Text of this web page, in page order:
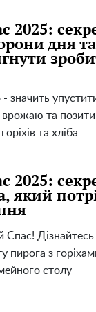
2025:
дня
- значить
врожаю та
та хліба
2025:
який
Спас! Дізнайтесь
пирога з
столу